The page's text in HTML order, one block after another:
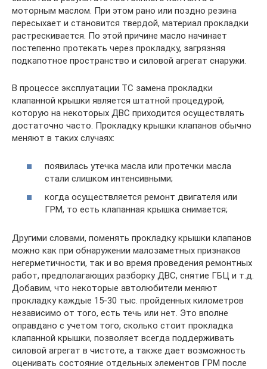
моторным маслом. При этом рано или поздно резина
пересыхает и становится твердой, материал прокладки
растрескивается. По этой причине масло начинает
постепенно протекать через прокладку, загрязняя
подкапотное пространство и силовой агрегат снаружи.
В процессе эксплуатации ТС замена прокладки
клапанной крышки является штатной процедурой,
которую на некоторых ДВС приходится осуществлять
достаточно часто. Прокладку крышки клапанов обычно
меняют в таких случаях:
появилась утечка масла или протечки масла
стали слишком интенсивными;
когда осуществляется ремонт двигателя или
ГРМ, то есть клапанная крышка снимается;
Другими словами, поменять прокладку крышки клапанов
можно как при обнаружении малозаметных признаков
негерметичности, так и во время проведения ремонтных
работ, предполагающих разборку ДВС, снятие ГБЦ и т.д.
Добавим, что некоторые автолюбители меняют
прокладку каждые 15-30 тыс. пройденных километров
независимо от того, есть течь или нет. Это вполне
оправдано с учетом того, сколько стоит прокладка
клапанной крышки, позволяет всегда поддерживать
силовой агрегат в чистоте, а также дает возможность
оценивать состояние отдельных элементов ГРМ после